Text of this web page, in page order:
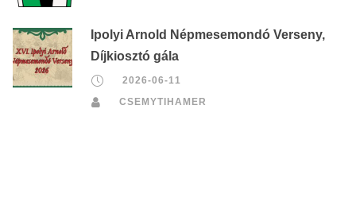
Ipolyi Arnold Népmesemondó Verseny,
Díjkiosztó gála
2026-06-11
CSEMYTIHAMER